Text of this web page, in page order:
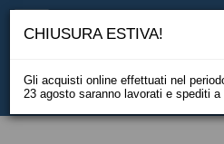
CHIUSURA ESTIVA!
Gli acquisti online effettuati nel
23 agosto saranno lavorati e spediti